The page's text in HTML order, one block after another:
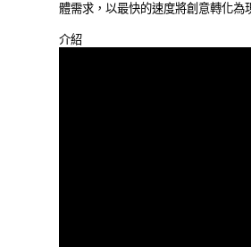
體需求，以最快的速度將創意轉化為